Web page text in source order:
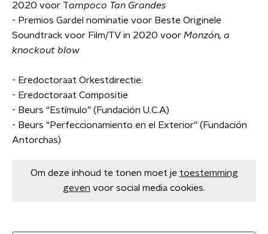
2020 voor Tampoco Tan Grandes
- Premios Gardel nominatie voor Beste Originele
Soundtrack voor Film/TV in 2020 voor Monzón, a
knockout blow
- Eredoctoraat Orkestdirectie.
- Eredoctoraat Compositie
- Beurs “Estímulo” (Fundación U.C.A)
- Beurs “Perfeccionamiento en el Exterior” (Fundación
Antorchas)
Om deze inhoud te tonen moet je toestemming
geven voor social media cookies.